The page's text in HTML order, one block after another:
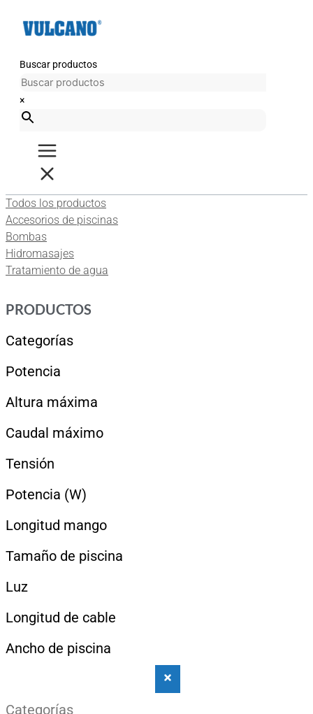
Buscar productos
×
Todos los productos
Accesorios de piscinas
Bombas
Hidromasajes
Tratamiento de agua
PRODUCTOS
Categorías
Potencia
Altura máxima
Caudal máximo
Tensión
Potencia (W)
Longitud mango
Tamaño de piscina
Luz
Longitud de cable
Ancho de piscina
Categorías